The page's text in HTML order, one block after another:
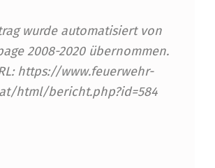
wurde automatisiert von
2008-2020 übernommen.
https://www.feuerwehr-
html/bericht.php?id=584